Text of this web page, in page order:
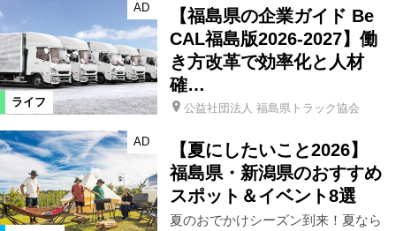
ライフ
AD
【福島県の企業ガイド Be
CAL福島版2026-2027】働
き方改革で効率化と人材
確…
公益社団法人 福島県トラック協会
AD
【夏にしたいこと2026】
福島県・新潟県のおすすめ
スポット＆イベント8選
夏のおでかけシーズン到来！夏なら